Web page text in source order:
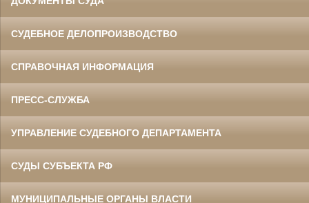
СУДЕБНОЕ ДЕЛОПРОИЗВОДСТВО
СПРАВОЧНАЯ ИНФОРМАЦИЯ
ПРЕСС-СЛУЖБА
УПРАВЛЕНИЕ СУДЕБНОГО ДЕПАРТАМЕНТА
СУДЫ СУБЪЕКТА РФ
МУНИЦИПАЛЬНЫЕ ОРГАНЫ ВЛАСТИ